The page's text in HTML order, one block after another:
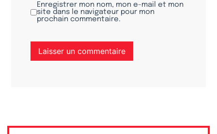
Enregistrer mon nom, mon e-mail et mon
site dans le navigateur pour mon
prochain commentaire.